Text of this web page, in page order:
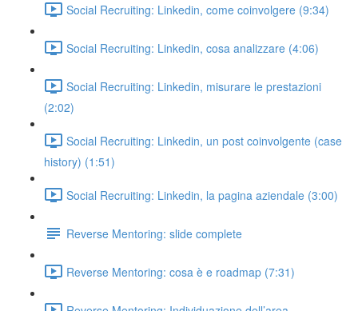
Social Recruiting: Linkedin, come coinvolgere (9:34)
Social Recruiting: Linkedin, cosa analizzare (4:06)
Social Recruiting: Linkedin, misurare le prestazioni
(2:02)
Social Recruiting: Linkedin, un post coinvolgente (case
history) (1:51)
Social Recruiting: Linkedin, la pagina aziendale (3:00)
Reverse Mentoring: slide complete
Reverse Mentoring: cosa è e roadmap (7:31)